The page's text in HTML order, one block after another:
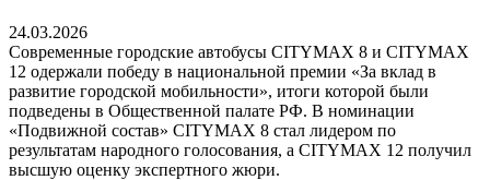
24.03.2026
Современные городские автобусы CITYMAX 8 и CITYMAX
12 одержали победу в национальной премии «За вклад в
развитие городской мобильности», итоги которой были
подведены в Общественной палате РФ. В номинации
«Подвижной состав» CITYMAX 8 стал лидером по
результатам народного голосования, а CITYMAX 12 получил
высшую оценку экспертного жюри.